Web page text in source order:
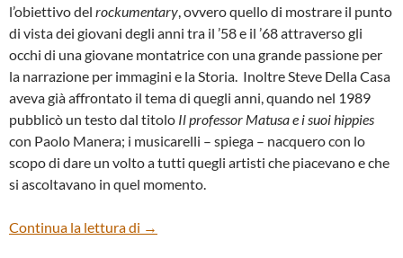
l’obiettivo del rockumentary, ovvero quello di mostrare il punto
di vista dei giovani degli anni tra il ’58 e il ’68 attraverso gli
occhi di una giovane montatrice con una grande passione per
la narrazione per immagini e la Storia. Inoltre Steve Della Casa
aveva già affrontato il tema di quegli anni, quando nel 1989
pubblicò un testo dal titolo Il professor Matusa e i suoi hippies
con Paolo Manera; i musicarelli – spiega – nacquero con lo
scopo di dare un volto a tutti quegli artisti che piacevano e che
si ascoltavano in quel momento.
Continua la lettura di “Nessuno ci può giudicare” di Steve
→